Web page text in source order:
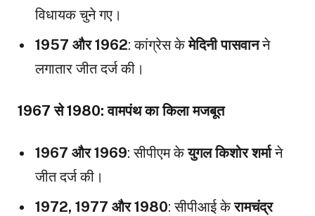
विधायक चुने गए।
1957 और 1962: कांग्रेस केमेदिनी पासवानने
लगातार जीत दर्ज की।
1967 से 1980: वामपंथ का किला मजबूत
1967 और 1969: सीपीएम केयुगल किशोर शर्माने
जीत दर्ज की।
1972, 1977 और 1980: सीपीआई केरामचंद्र